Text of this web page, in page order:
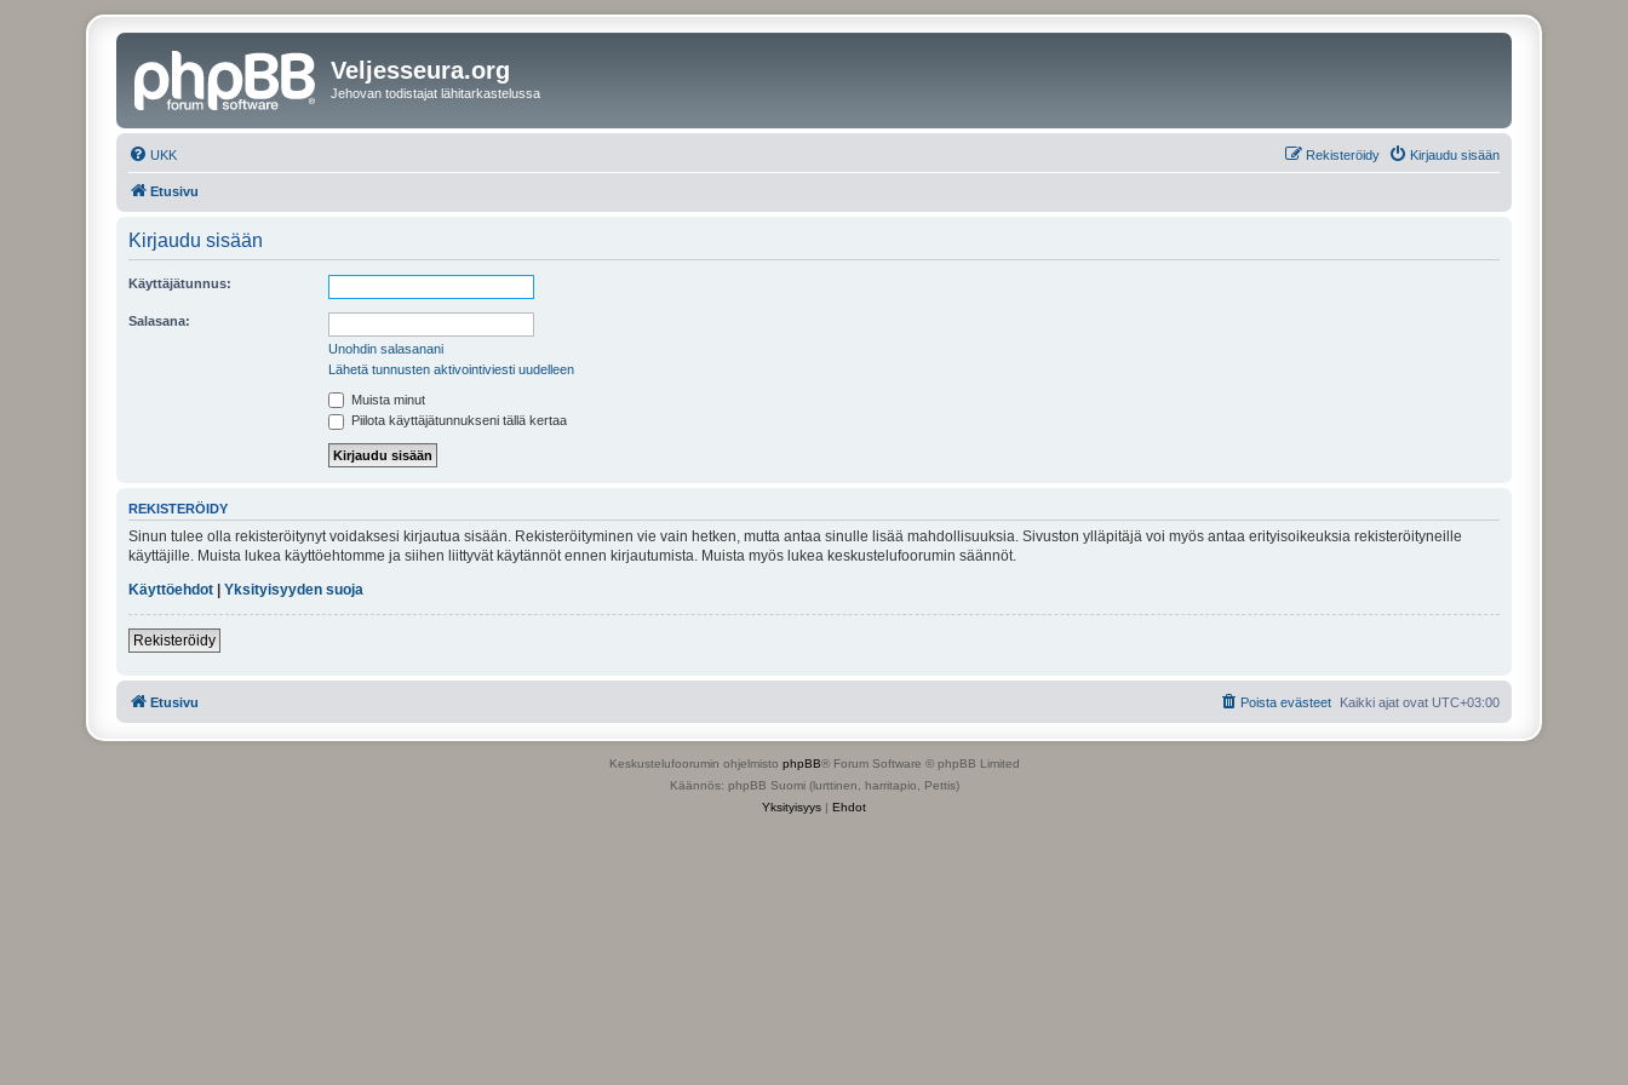
Veljesseura.org
Jehovan todistajat lähitarkastelussa
UKK Kirjaudu sisään
Rekisteröidy
Etusivu
Kirjaudu sisään
Käyttäjätunnus:
Salasana:
Unohdin salasanani
Lähetä tunnusten aktivointiviesti uudelleen
Muista minut
Piilota käyttäjätunnukseni tällä kertaa
REKISTERÖIDY
Sinun tulee olla rekisteröitynyt voidaksesi kirjautua sisään. Rekisteröityminen vie vain hetken, mutta antaa sinulle lisää mahdollisuuksia. Sivuston ylläpitäjä voi myös antaa erityisoikeuksia rekisteröityneille
käyttäjille. Muista lukea käyttöehtomme ja siihen liittyvät käytännöt ennen kirjautumista. Muista myös lukea keskustelufoorumin säännöt.
Käyttöehdot
Yksityisyyden suoja
Rekisteröidy
Etusivu Kaikki ajat ovat UTC+03:00
Poista evästeet
Keskustelufoorumin ohjelmisto phpBB® Forum Software © phpBB Limited
Käännös: phpBB Suomi (lurttinen, harritapio, Pettis)
Yksityisyys | Ehdot